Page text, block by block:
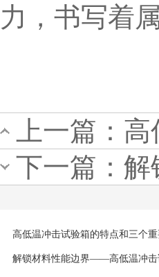
力，书写着
上一篇： 高
下一篇： 解
高低温冲击试验箱的特点和三个
解锁材料性能边界——高低温冲击